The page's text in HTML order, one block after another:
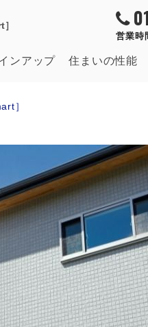
営業時
ンアップ 住まいの性能
］